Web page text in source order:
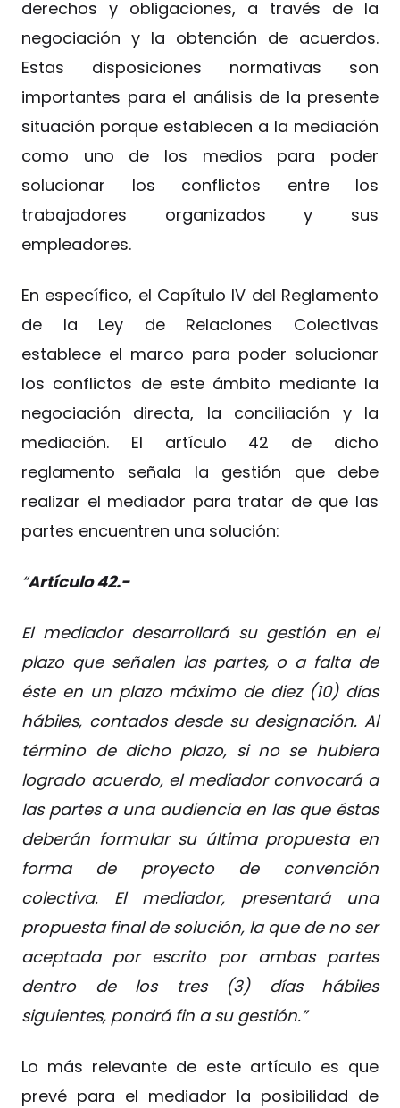
derechos y obligaciones, a través de la
negociación y la obtención de acuerdos.
Estas disposiciones normativas son
importantes para el análisis de la presente
situación porque establecen a la mediación
como uno de los medios para poder
solucionar los conflictos entre los
trabajadores organizados y sus
empleadores.
En específico, el Capítulo IV del Reglamento
de la Ley de Relaciones Colectivas
establece el marco para poder solucionar
los conflictos de este ámbito mediante la
negociación directa, la conciliación y la
mediación. El artículo 42 de dicho
reglamento señala la gestión que debe
realizar el mediador para tratar de que las
partes encuentren una solución:
“Artículo 42.-
El mediador desarrollará su gestión en el
plazo que señalen las partes, o a falta de
éste en un plazo máximo de diez (10) días
hábiles, contados desde su designación. Al
término de dicho plazo, si no se hubiera
logrado acuerdo, el mediador convocará a
las partes a una audiencia en las que éstas
deberán formular su última propuesta en
forma de proyecto de convención
colectiva. El mediador, presentará una
propuesta final de solución, la que de no ser
aceptada por escrito por ambas partes
dentro de los tres (3) días hábiles
siguientes, pondrá fin a su gestión.”
Lo más relevante de este artículo es que
prevé para el mediador la posibilidad de